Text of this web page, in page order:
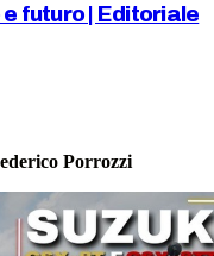
futuro | Editoriale
Porrozzi